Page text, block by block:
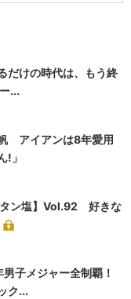
だけの時代は、もう終
...
アイアンは8年愛用
!」
タン塩】Vol.92 好きな
子メジャー全制覇！
ク...